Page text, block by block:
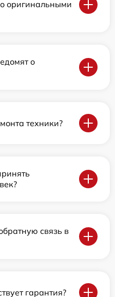
оригинальными
о
техники?
связь в
гарантия?